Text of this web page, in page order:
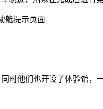
舱提示页面
时他们也开设了体验馆，